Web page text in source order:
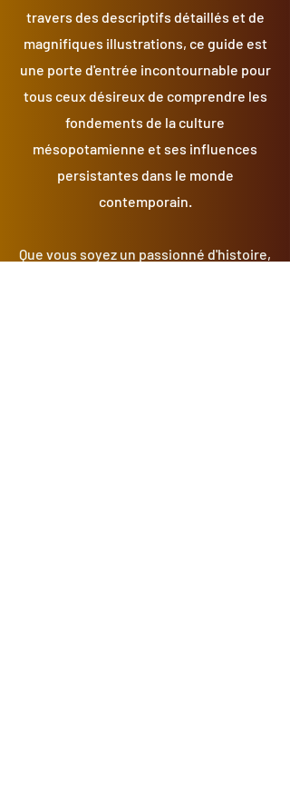
travers des descriptifs détaillés et de
magnifiques illustrations, ce guide est
une porte d'entrée incontournable pour
tous ceux désireux de comprendre les
fondements de la culture
mésopotamienne et ses influences
persistantes dans le monde
contemporain.
Que vous soyez un passionné d'histoire,